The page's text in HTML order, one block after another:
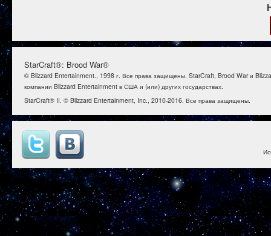
StarCraft®: Brood War®
© Blizzard Entertainment., 1998 г. Все права защищены. StarCraft, Brood War и
компании Blizzard Entertainment в США и (или) других государствах.
StarCraft® II. © Blizzard Entertainment, Inc., 2010-2016. Все права защищены.